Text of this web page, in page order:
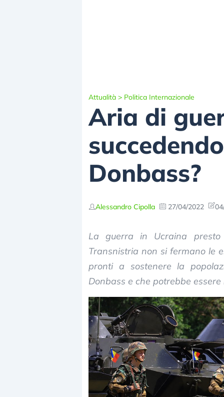
Attualità > Politica Internazionale
Aria di
Donbass?
Alessandro Cipolla 27/04/2022
La guerra in Ucraina
Transnistria non si fermano le
pronti a sostenere la
Donbass e che potrebbe